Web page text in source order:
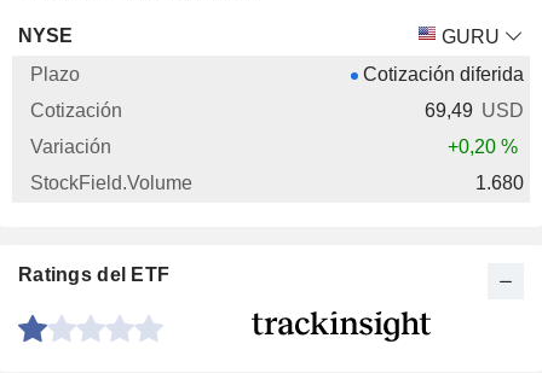
Bolsa Volumen
NYSE
GURU
Cotización diferida
69,49 USD
+0,20 %
1.680
Ratings del ETF